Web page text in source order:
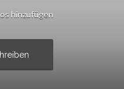
hinzufügen